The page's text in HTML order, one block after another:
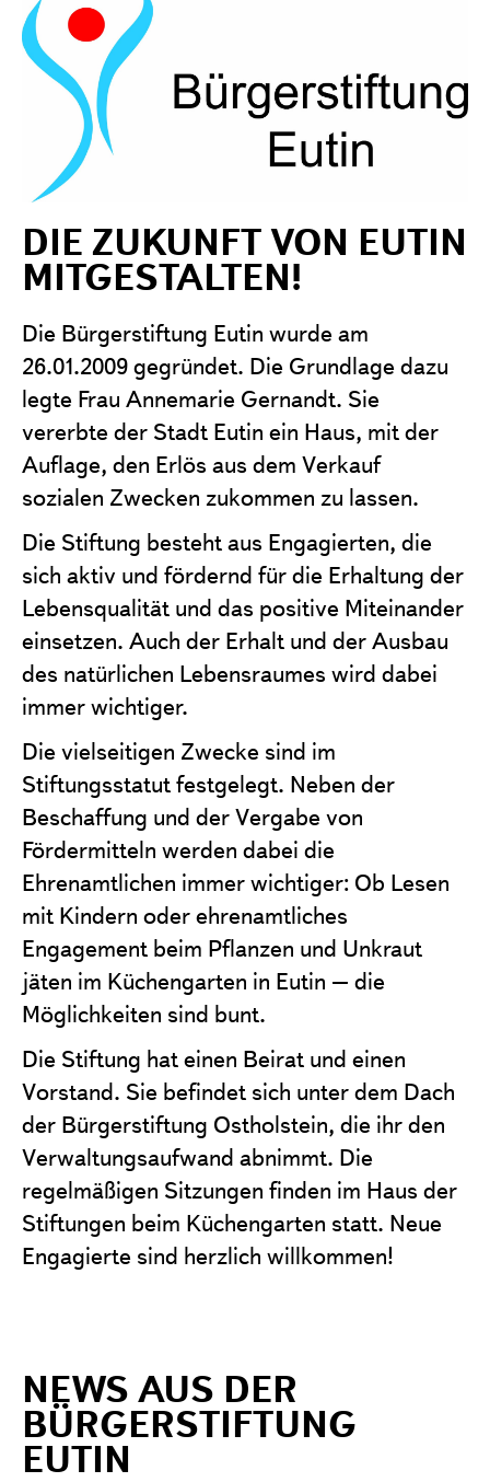
Förderantrag stellen
Satzung & Grundsätze
Jahresberichte
DIE ZUKUNFT VON EUTIN
MITGESTALTEN!
Die Bürgerstiftung Eutin wurde am
26.01.2009 gegründet. Die Grundlage dazu
legte Frau Annemarie Gernandt. Sie
vererbte der Stadt Eutin ein Haus, mit der
Auflage, den Erlös aus dem Verkauf
sozialen Zwecken zukommen zu lassen.
Die Stiftung besteht aus Engagierten, die
sich aktiv und fördernd für die Erhaltung der
Lebensqualität und das positive Miteinander
einsetzen. Auch der Erhalt und der Ausbau
des natürlichen Lebensraumes wird dabei
immer wichtiger.
Die vielseitigen Zwecke sind im
Stiftungsstatut festgelegt. Neben der
Beschaffung und der Vergabe von
Fördermitteln werden dabei die
Ehrenamtlichen immer wichtiger: Ob Lesen
mit Kindern oder ehrenamtliches
Engagement beim Pflanzen und Unkraut
jäten im Küchengarten in Eutin – die
Möglichkeiten sind bunt.
Die Stiftung hat einen Beirat und einen
Vorstand. Sie befindet sich unter dem Dach
der Bürgerstiftung Ostholstein, die ihr den
Verwaltungsaufwand abnimmt. Die
regelmäßigen Sitzungen finden im Haus der
Stiftungen beim Küchengarten statt. Neue
Engagierte sind herzlich willkommen!
NEWS AUS DER
BÜRGERSTIFTUNG
EUTIN